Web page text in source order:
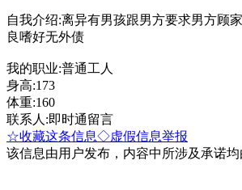
自我介绍:离异有男孩跟男方要求男方顾
良嗜好无外债
我的职业:普通工人
身高:173
体重:160
联系人:即时通留言
☆收藏这条信息◇虚假信息举报
该信息由用户发布，内容中所涉及承诺